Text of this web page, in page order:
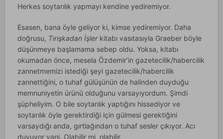
Herkes soytarılık yapmayı kendine yediremiyor.
Esasen, bana öyle geliyor ki, kimse yediremiyor. Daha
doğrusu, Tırışkadan İşlerkitabı vasıtasıyla Graeber böyle
düşünmeye başlamama sebep oldu. Yoksa, kitabı
okumadan önce, mesela Özdemir’in gazetecilik/habercilik
zannetmemizi istediği şeyi gazetecilik/habercilik
zannettiğini, o tuhaf gülüşünün de halinden duyduğu
memnuniyetin ürünü olduğunu varsayıyordum. Şimdi
şüpheliyim. O bile soytarılık yaptığını hissediyor ve
soytarılık öyle gerektirdiği için gülmesi gerektiğini
varsaydığı anda, gırtlağından o tuhaf sesler çıkıyor. Acı
duyuyor yani. Olabilir mi, olabilir.